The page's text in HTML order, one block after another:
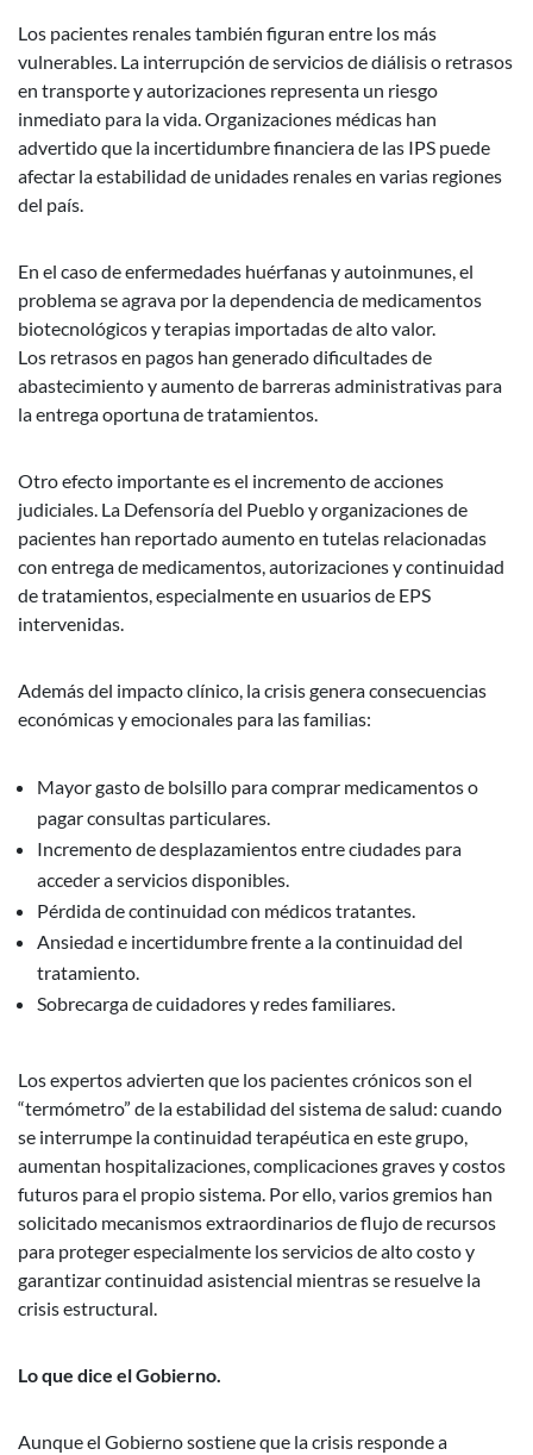
Los pacientes renales también figuran entre los más
vulnerables. La interrupción de servicios de diálisis o retrasos
en transporte y autorizaciones representa un riesgo
inmediato para la vida. Organizaciones médicas han
advertido que la incertidumbre financiera de las IPS puede
afectar la estabilidad de unidades renales en varias regiones
del país.
En el caso de enfermedades huérfanas y autoinmunes, el
problema se agrava por la dependencia de medicamentos
biotecnológicos y terapias importadas de alto valor.
Los retrasos en pagos han generado dificultades de
abastecimiento y aumento de barreras administrativas para
la entrega oportuna de tratamientos.
Otro efecto importante es el incremento de acciones
judiciales. La Defensoría del Pueblo y organizaciones de
pacientes han reportado aumento en tutelas relacionadas
con entrega de medicamentos, autorizaciones y continuidad
de tratamientos, especialmente en usuarios de EPS
intervenidas.
Además del impacto clínico, la crisis genera consecuencias
económicas y emocionales para las familias:
Mayor gasto de bolsillo para comprar medicamentos o
pagar consultas particulares.
Incremento de desplazamientos entre ciudades para
acceder a servicios disponibles.
Pérdida de continuidad con médicos tratantes.
Ansiedad e incertidumbre frente a la continuidad del
tratamiento.
Sobrecarga de cuidadores y redes familiares.
Los expertos advierten que los pacientes crónicos son el
“termómetro” de la estabilidad del sistema de salud: cuando
se interrumpe la continuidad terapéutica en este grupo,
aumentan hospitalizaciones, complicaciones graves y costos
futuros para el propio sistema. Por ello, varios gremios han
solicitado mecanismos extraordinarios de flujo de recursos
para proteger especialmente los servicios de alto costo y
garantizar continuidad asistencial mientras se resuelve la
crisis estructural.
Lo que dice el Gobierno.
Aunque el Gobierno sostiene que la crisis responde a